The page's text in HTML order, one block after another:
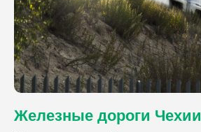
Железные дороги Чехии